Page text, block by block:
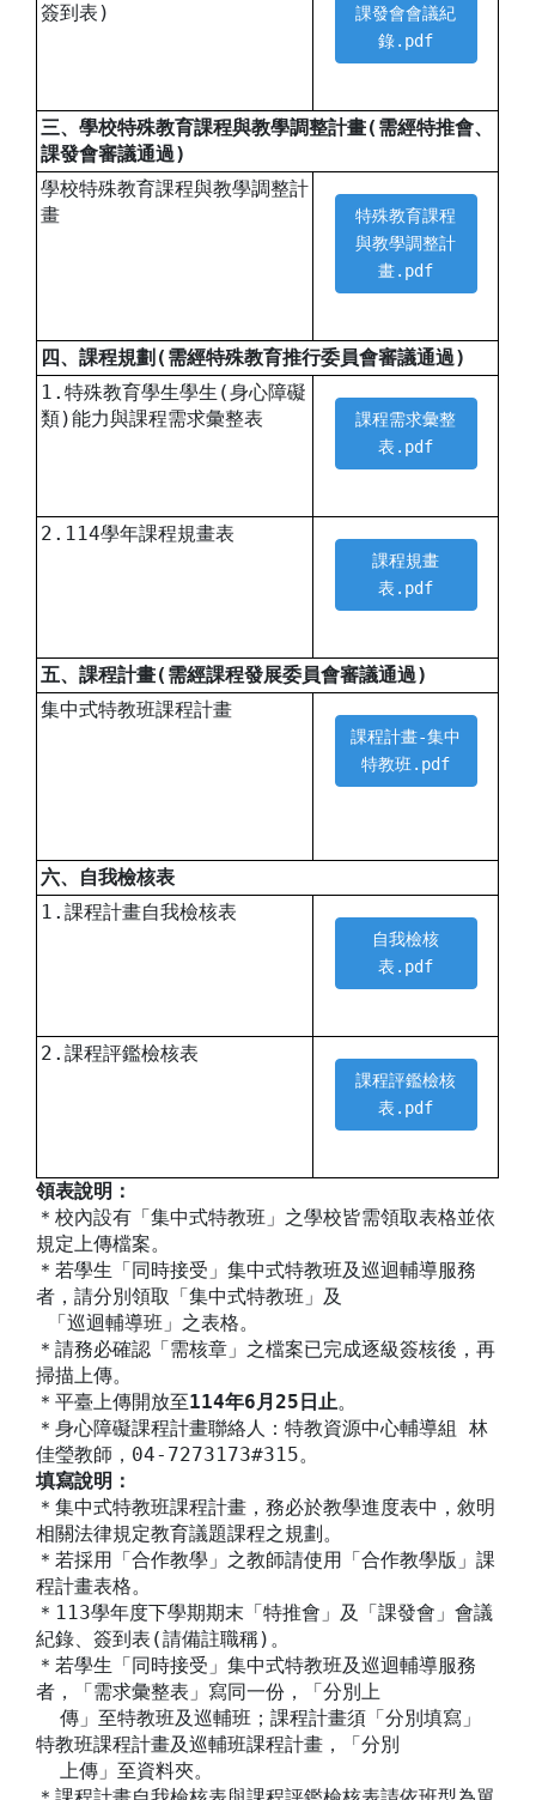
簽到表)
課發會會議紀
錄.pdf
三、學校特殊教育課程與教學調整計畫(需經特推會、
課發會審議通過)
學校特殊教育課程與教學調整計
畫
特殊教育課程
與教學調整計
畫.pdf
四、課程規劃(需經特殊教育推行委員會審議通過)
1.特殊教育學生學生(身心障礙
類)能力與課程需求彙整表
課程需求彙整
表.pdf
2.114學年課程規畫表
課程規畫
表.pdf
五、課程計畫(需經課程發展委員會審議通過)
集中式特教班課程計畫
課程計畫-集中
特教班.pdf
六、自我檢核表
1.課程計畫自我檢核表
自我檢核
表.pdf
2.課程評鑑檢核表
課程評鑑檢核
表.pdf
領表說明：
＊校內設有「集中式特教班」之學校皆需領取表格並依
規定上傳檔案。
＊若學生「同時接受」集中式特教班及巡迴輔導服務
者，請分別領取「集中式特教班」及
「巡迴輔導班」之表格。
＊請務必確認「需核章」之檔案已完成逐級簽核後，再
掃描上傳。
＊平臺上傳開放至114年6月25日止。
＊身心障礙課程計畫聯絡人：特教資源中心輔導組 林
佳瑩教師，04-7273173#315。
填寫說明：
＊集中式特教班課程計畫，務必於教學進度表中，敘明
相關法律規定教育議題課程之規劃。
＊若採用「合作教學」之教師請使用「合作教學版」課
程計畫表格。
＊113學年度下學期期末「特推會」及「課發會」會議
紀錄、簽到表(請備註職稱)。
＊若學生「同時接受」集中式特教班及巡迴輔導服務
者，「需求彙整表」寫同一份，「分別上
傳」至特教班及巡輔班；課程計畫須「分別填寫」
特教班課程計畫及巡輔班課程計畫，「分別
上傳」至資料夾。